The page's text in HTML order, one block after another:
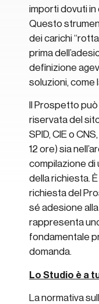
importi dovuti
Questo
dei carichi
prima
definizione
soluzioni, come
Il Prospetto
riservata del
SPID, CIE o
12 ore) sia
compilazione di
della richiesta.
richiesta del
sé adesione
rappresenta
fondamentale
domanda.
Lo Studio è a
La normativa